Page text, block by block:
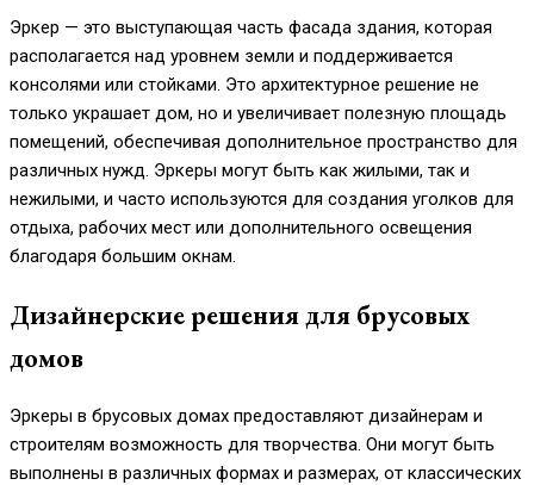
Эркер — это выступающая часть фасада здания, которая
располагается над уровнем земли и поддерживается
консолями или стойками. Это архитектурное решение не
только украшает дом, но и увеличивает полезную площадь
помещений, обеспечивая дополнительное пространство для
различных нужд. Эркеры могут быть как жилыми, так и
нежилыми, и часто используются для создания уголков для
отдыха, рабочих мест или дополнительного освещения
благодаря большим окнам.
Дизайнерские решения для брусовых
домов
Эркеры в брусовых домах предоставляют дизайнерам и
строителям возможность для творчества. Они могут быть
выполнены в различных формах и размерах, от классических